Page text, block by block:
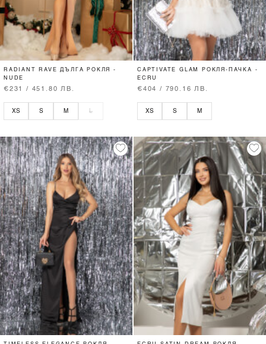
RADIANT RAVE ДЪЛГА РОКЛЯ -
NUDE
€231 / 451.80 ЛВ.
XS S M L
CAPTIVATE GLAM РОКЛЯ-ПАЧКА -
ECRU
€404 / 790.16 ЛВ.
XS S M